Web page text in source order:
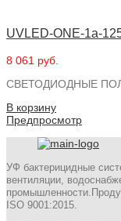
UVLED-ONE-1a-
8 061 руб.
СВЕТОДИОДНЫЕ
В корзину
Предпросмотр
УФ бактерицидные
вентиляции,
ISO 9001:2015.